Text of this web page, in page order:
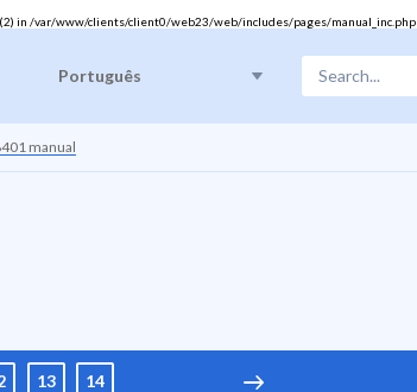
in /var/www/clients/client0/web23/web/includes/pages/manual_inc.php
Português
manual
13 14